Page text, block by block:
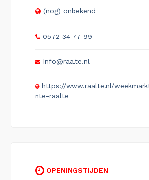
(nog) onbekend
0572 34 77 99
Info@raalte.nl
https://www.raalte.nl/
nte-raalte
OPENINGSTIJDEN